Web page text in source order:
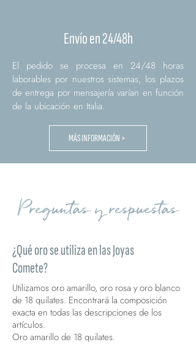
Envío en 24/48h
El pedido se procesa en 24/48 horas
laborables por nuestros sistemas, los plazos
de entrega por mensajería varían en función
de la ubicación en Italia.
MÁS INFORMACIÓN >
Preguntas y respuestas
¿Qué oro se utiliza en las Joyas
Comete?
Utilizamos oro amarillo, oro rosa y oro blanco
de 18 quilates. Encontrará la composición
exacta en todas las descripciones de los
artículos.
Oro amarillo de 18 quilates.